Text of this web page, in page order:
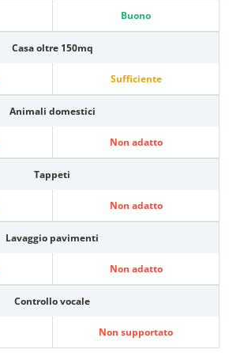
Buono
Casa oltre 150mq
Sufficiente
Animali domestici
Non adatto
Tappeti
Non adatto
Lavaggio pavimenti
Non adatto
Controllo vocale
Non supportato